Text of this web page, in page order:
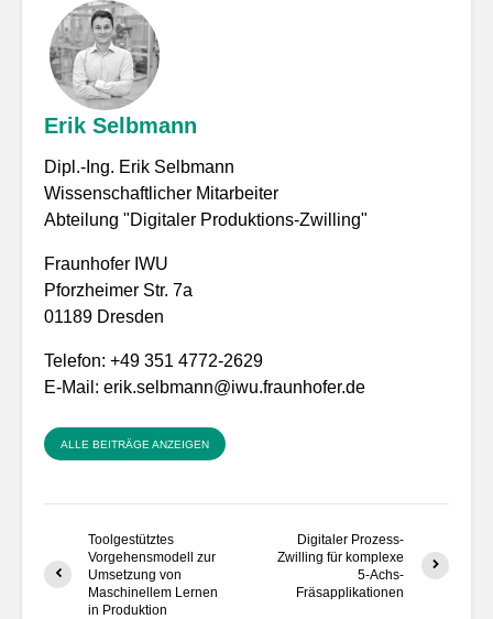
Erik Selbmann
Dipl.-Ing. Erik Selbmann
Wissenschaftlicher Mitarbeiter
Abteilung "Digitaler Produktions-Zwilling"
Fraunhofer IWU
Pforzheimer Str. 7a
01189 Dresden
Telefon: +49 351 4772-2629
E-Mail: erik.selbmann@iwu.fraunhofer.de
ALLE BEITRÄGE ANZEIGEN
Toolgestütztes
Vorgehensmodell zur
Umsetzung von
Maschinellem Lernen
in Produktion
Digitaler Prozess-
Zwilling für komplexe
5-Achs-
Fräsapplikationen